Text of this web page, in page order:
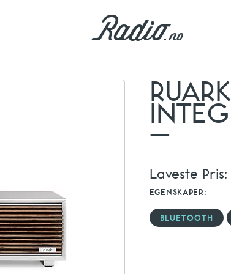
–
Laveste Pris:
EGENSKAPER:
BLUETOOTH